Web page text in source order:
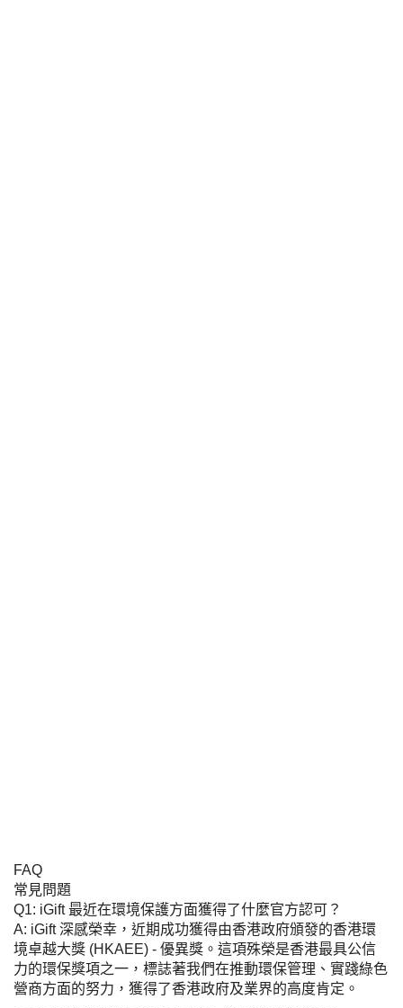
FAQ
常見問題
Q1: iGift 最近在環境保護方面獲得了什麼官方認可？
A: iGift 深感榮幸，近期成功獲得由香港政府頒發的香港環
境卓越大獎 (HKAEE) - 優異獎。這項殊榮是香港最具公信
力的環保獎項之一，標誌著我們在推動環保管理、實踐綠色
營商方面的努力，獲得了香港政府及業界的高度肯定。